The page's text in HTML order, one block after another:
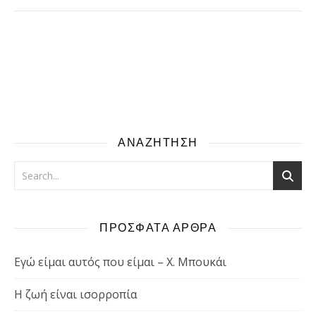
ΑΝΑΖΗΤΗΣΗ
ΠΡΟΣΦΑΤΑ ΑΡΘΡΑ
Εγώ είμαι αυτός που είμαι – Χ. Μπουκάι
Η ζωή είναι ισορροπία